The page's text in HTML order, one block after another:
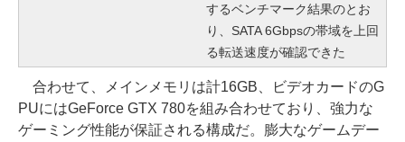
するベンチマーク結果のとお
り、SATA 6Gbpsの帯域を上回
る転送速度が確認できた
合わせて、メインメモリは計16GB、ビデオカードのG
PUにはGeForce GTX 780を組み合わせており、強力な
ゲーミング性能が保証される構成だ。膨大なゲームデー